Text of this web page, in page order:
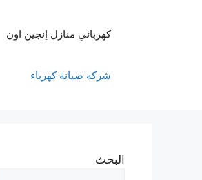
كهربائي منازل إنجين اون
شركة صيانة كهرباء
البحث